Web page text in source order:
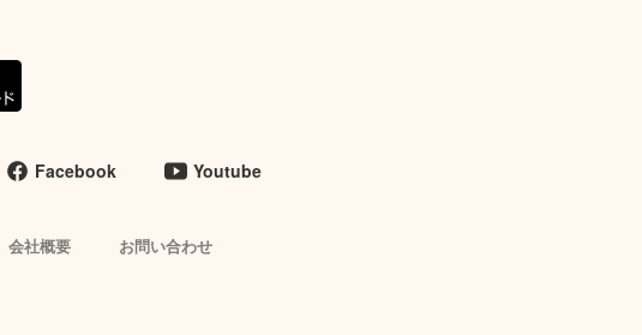
Facebook Youtube
会社概要 お問い合わせ